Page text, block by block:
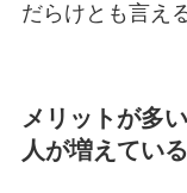
だらけとも言え
メリットが多
人が増えている